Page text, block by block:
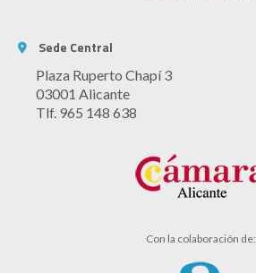
Sede Central
Plaza Ruperto Chapí 3
03001 Alicante
Tlf. 965 148 638
Con la colaboración de: